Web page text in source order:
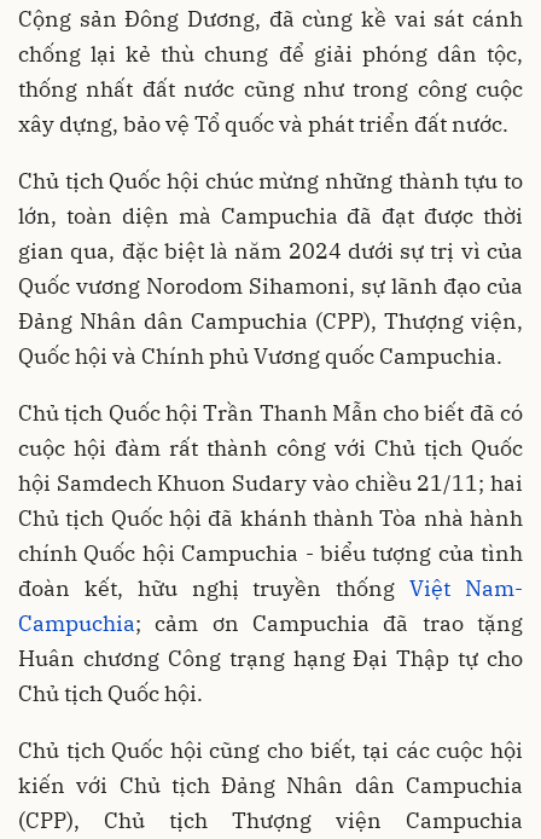
Cộng sản Đông Dương, đã cùng kề vai sát cánh
chống lại kẻ thù chung để giải phóng dân tộc,
thống nhất đất nước cũng như trong công cuộc
xây dựng, bảo vệ Tổ quốc và phát triển đất nước.
Chủ tịch Quốc hội chúc mừng những thành tựu to
lớn, toàn diện mà Campuchia đã đạt được thời
gian qua, đặc biệt là năm 2024 dưới sự trị vì của
Quốc vương Norodom Sihamoni, sự lãnh đạo của
Đảng Nhân dân Campuchia (CPP), Thượng viện,
Quốc hội và Chính phủ Vương quốc Campuchia.
Chủ tịch Quốc hội Trần Thanh Mẫn cho biết đã có
cuộc hội đàm rất thành công với Chủ tịch Quốc
hội Samdech Khuon Sudary vào chiều 21/11; hai
Chủ tịch Quốc hội đã khánh thành Tòa nhà hành
chính Quốc hội Campuchia - biểu tượng của tình
đoàn kết, hữu nghị truyền thốngViệt Nam-
Campuchia; cảm ơn Campuchia đã trao tặng
Huân chương Công trạng hạng Đại Thập tự cho
Chủ tịch Quốc hội.
Chủ tịch Quốc hội cũng cho biết, tại các cuộc hội
kiến với Chủ tịch Đảng Nhân dân Campuchia
(CPP), Chủ tịch Thượng viện Campuchia